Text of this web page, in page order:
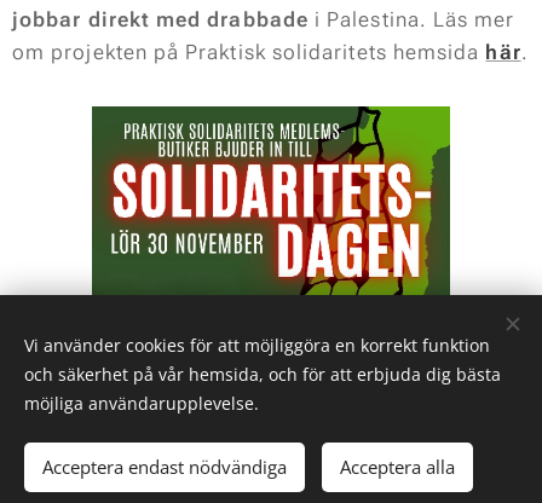
jobbar direkt med drabbade i Palestina. Läs mer
om projekten på Praktisk solidaritets hemsida här.
© 2022 SVENSKA PALESTINAKOMMITTÉN | Alla rättigheter
reserverade
Skapad medWebnode Cookies
Vi använder cookies för att möjliggöra en korrekt funktion
och säkerhet på vår hemsida, och för att erbjuda dig bästa
möjliga användarupplevelse.
Acceptera endast nödvändiga Acceptera alla